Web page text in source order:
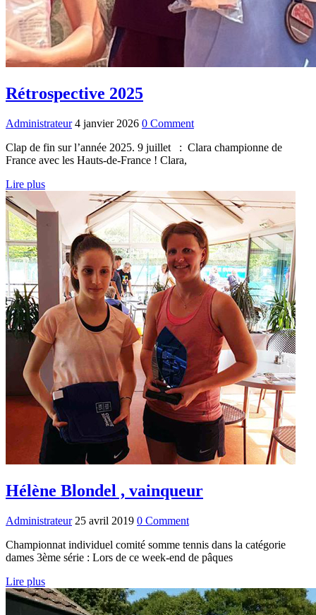
Rétrospective 2025
Administrateur 4 janvier 2026 0 Comment
Clap de fin sur l’année 2025. 9 juillet : Clara championne de
France avec les Hauts-de-France ! Clara,
Lire plus
Hélène Blondel , vainqueur
Administrateur 25 avril 2019 0 Comment
Championnat individuel comité somme tennis dans la catégorie
dames 3ème série : Lors de ce week-end de pâques
Lire plus